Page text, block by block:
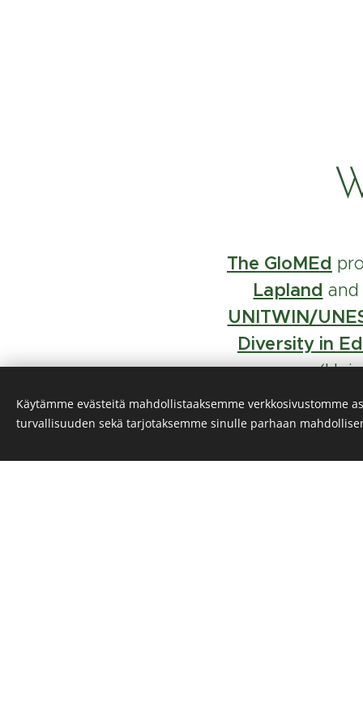
The GloMEd
Lapland
UNITWIN/
Diversity in
Käytämme evästeitä mahdollistaaksemme verkkosivustomme
turvallisuuden sekä tarjotaksemme sinulle parhaan